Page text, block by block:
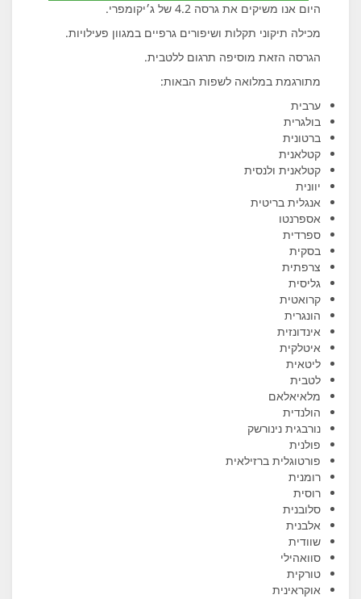
היום אנו משיקים את גרסה 4.2 של ג׳יקומפרי.
מכילה תיקוני תקלות ושיפורים גרפיים במגוון פעילויות.
הגרסה הזאת מוסיפה תרגום ללטבית.
מתורגמת במלואה לשפות הבאות:
ערבית
בולגרית
ברטונית
קטלאנית
קטלאנית ולנסית
יוונית
אנגלית בריטית
אספרנטו
ספרדית
בסקית
צרפתית
גליסית
קרואטית
הונגרית
אינדונזית
איטלקית
ליטאית
לטבית
מלאיאלאם
הולנדית
נורבגית נינורשק
פולנית
פורטוגלית ברזילאית
רומנית
רוסית
סלובנית
אלבנית
שוודית
סוואהילי
טורקית
אוקראינית